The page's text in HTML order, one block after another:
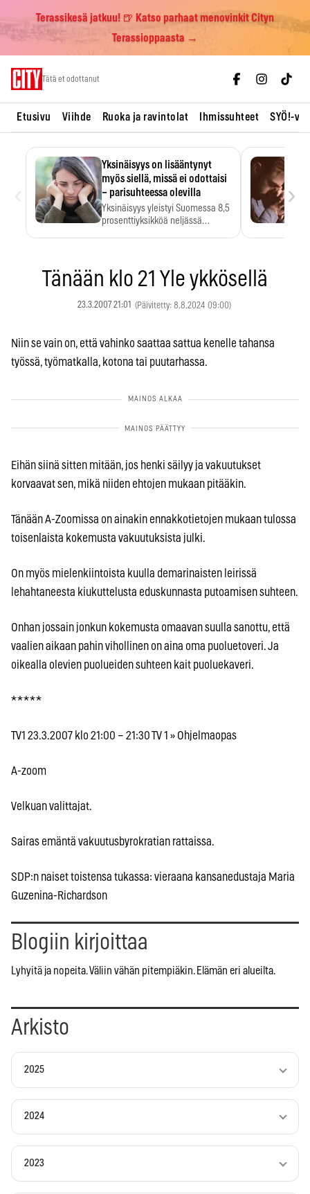
Terassikesä jatkuu! 🍺 Katso parhaat menovinkit Cityn
Terassioppaasta →
Tätä et odottanut
Etusivu Viihde Ruoka ja ravintolat Ihmissuhteet SYÖ!-
Yksinäisyys on lisääntynyt
myös siellä, missä ei odottaisi
– parisuhteessa olevilla
Yksinäisyys yleistyi Suomessa 8,5
prosenttiyksikköä neljässä
›
Tänään klo 21 Yle ykkösellä
23.3.2007 21:01 (Päivitetty: 8.8.2024 09:00)
Niin se vain on, että vahinko saattaa sattua kenelle tahansa
työssä, työmatkalla, kotona tai puutarhassa.
Eihän siinä sitten mitään, jos henki säilyy ja vakuutukset
korvaavat sen, mikä niiden ehtojen mukaan pitääkin.
Tänään A-Zoomissa on ainakin ennakkotietojen mukaan tulossa
toisenlaista kokemusta vakuutuksista julki.
On myös mielenkiintoista kuulla demarinaisten leirissä
lehahtaneesta kiukuttelusta eduskunnasta putoamisen suhteen.
Onhan jossain jonkun kokemusta omaavan suulla sanottu, että
vaalien aikaan pahin vihollinen on aina oma puoluetoveri. Ja
oikealla olevien puolueiden suhteen kait puoluekaveri.
* * * * *
TV1 23.3.2007 klo 21:00 – 21:30 TV 1 » Ohjelmaopas
A-zoom
Velkuan valittajat.
Sairas emäntä vakuutusbyrokratian rattaissa.
SDP:n naiset toistensa tukassa: vieraana kansanedustaja Maria
Guzenina-Richardson
Blogiin kirjoittaa
Lyhyitä ja nopeita. Väliin vähän pitempiäkin. Elämän eri alueilta.
Arkisto
2025
2024
2023